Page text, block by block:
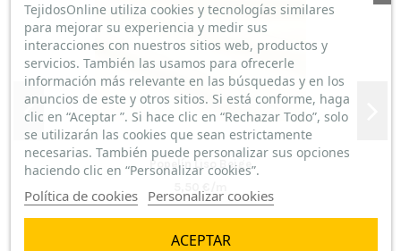
Popelín Liso Beige
TejidosOnline utiliza cookies y tecnologías similares
para mejorar su experiencia y medir sus
interacciones con nuestros sitios web, productos y
servicios. También las usamos para ofrecerle
información más relevante en las búsquedas y en los
anuncios de este y otros sitios. Si está conforme, haga
clic en “Aceptar ”. Si hace clic en “Rechazar Todo”, solo
se utilizarán las cookies que sean estrictamente
necesarias. También puede personalizar sus opciones
haciendo clic en “Personalizar cookies”.
Política de cookies Personalizar cookies
ACEPTAR